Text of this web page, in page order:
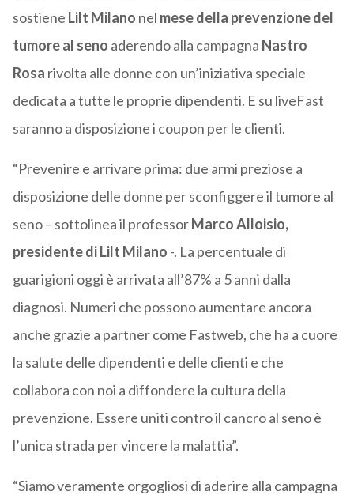
sostiene Lilt Milano nel mese della prevenzione del
tumore al seno aderendo alla campagna Nastro
Rosa rivolta alle donne con un’iniziativa speciale
dedicata a tutte le proprie dipendenti. E su liveFast
saranno a disposizione i coupon per le clienti.
“Prevenire e arrivare prima: due armi preziose a
disposizione delle donne per sconfiggere il tumore al
seno – sottolinea il professorMarco Alloisio,
presidente di Lilt Milano -. La percentuale di
guarigioni oggi è arrivata all’87% a 5 anni dalla
diagnosi. Numeri che possono aumentare ancora
anche grazie a partner come Fastweb, che ha a cuore
la salute delle dipendenti e delle clienti e che
collabora con noi a diffondere la cultura della
prevenzione. Essere uniti contro il cancro al seno è
l’unica strada per vincere la malattia”.
“Siamo veramente orgogliosi di aderire alla campagna